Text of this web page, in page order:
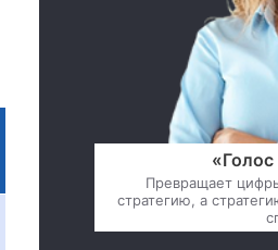
Превращает
стратегию, а